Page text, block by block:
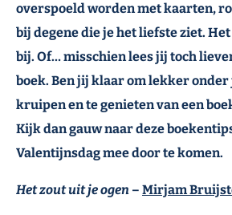
overspoeld worden met kaarten,
bij degene die je het liefste ziet.
bij. Of… misschien lees jij toch
boek. Ben jij klaar om lekker
kruipen en te genieten van een
Kijk dan gauw naar deze
Valentijnsdag mee door te komen.
Het zout uit je ogen – Mirjam